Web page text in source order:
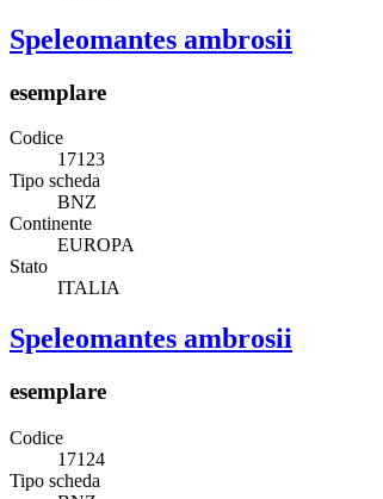
Speleomantes ambrosii
esemplare
Codice
17123
Tipo scheda
BNZ
Continente
EUROPA
Stato
ITALIA
Speleomantes ambrosii
esemplare
Codice
17124
Tipo scheda